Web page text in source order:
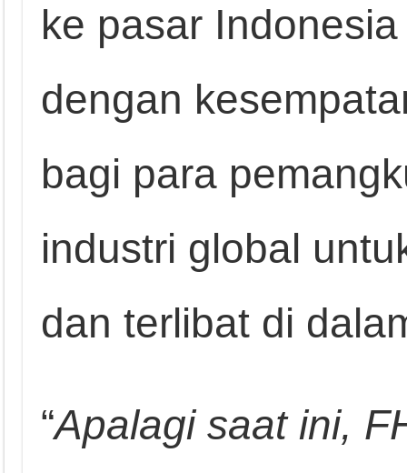
ke pasar
dengan
bagi para
industri global
dan terlibat di
“Apalagi saat ini,